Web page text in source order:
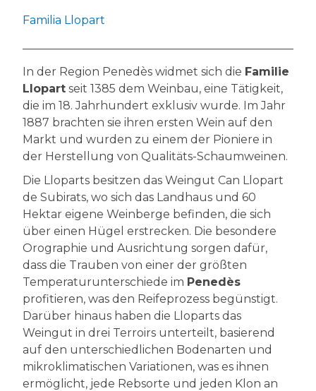
Familia Llopart
In der Region Penedès widmet sich die Familie
Llopart seit 1385 dem Weinbau, eine Tätigkeit,
die im 18. Jahrhundert exklusiv wurde. Im Jahr
1887 brachten sie ihren ersten Wein auf den
Markt und wurden zu einem der Pioniere in
der Herstellung von Qualitäts-Schaumweinen.
Die Lloparts besitzen das Weingut Can Llopart
de Subirats, wo sich das Landhaus und 60
Hektar eigene Weinberge befinden, die sich
über einen Hügel erstrecken. Die besondere
Orographie und Ausrichtung sorgen dafür,
dass die Trauben von einer der größten
Temperaturunterschiede im Penedès
profitieren, was den Reifeprozess begünstigt.
Darüber hinaus haben die Lloparts das
Weingut in drei Terroirs unterteilt, basierend
auf den unterschiedlichen Bodenarten und
mikroklimatischen Variationen, was es ihnen
ermöglicht, jede Rebsorte und jeden Klon an